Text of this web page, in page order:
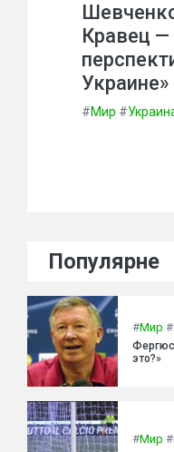
Кравец
Украине»
#Мир #
Популярне
#Мир #
это?»
#Мир #